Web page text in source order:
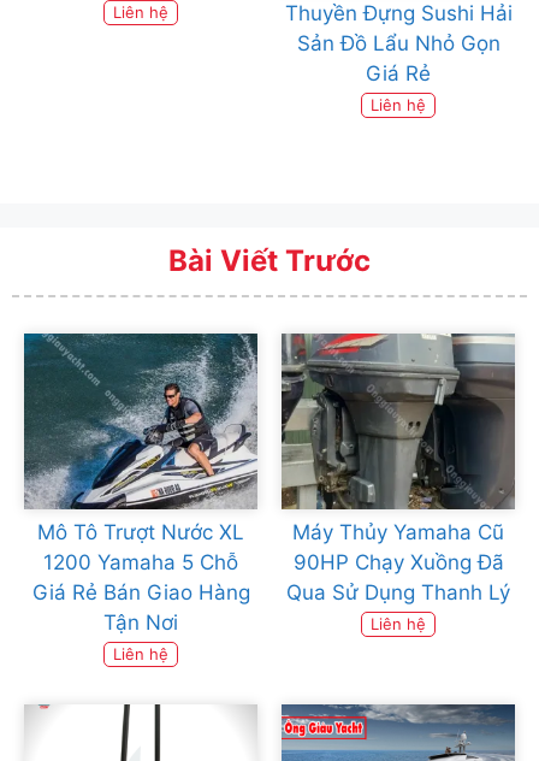
Liên hệ
Thuyền Đựng Sushi Hải
Sản Đồ Lẩu Nhỏ Gọn
Giá Rẻ
Liên hệ
Bài Viết Trước
Mô Tô Trượt Nước XL
1200 Yamaha 5 Chỗ
Giá Rẻ Bán Giao Hàng
Tận Nơi
Liên hệ
Máy Thủy Yamaha Cũ
90HP Chạy Xuồng Đã
Qua Sử Dụng Thanh Lý
Liên hệ